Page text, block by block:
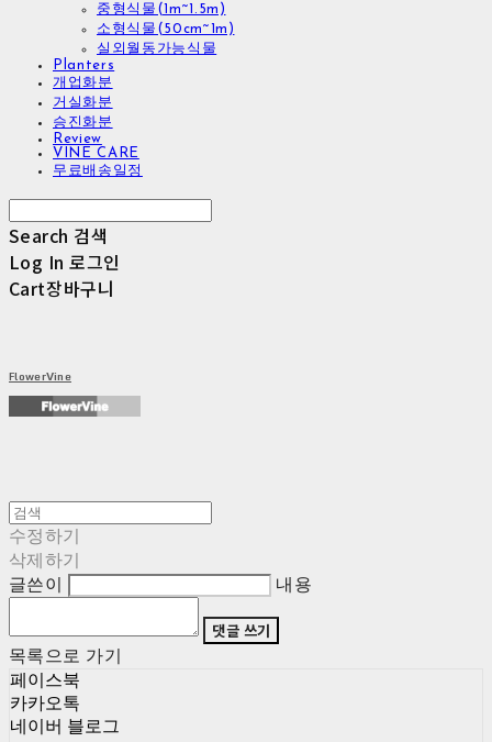
중형식물(1m~1.5m)
소형식물(50cm~1m)
실외월동가능식물
Planters
개업화분
거실화분
승진화분
Review
VINE CARE
무료배송일정
Search 검색
Log In 로그인
Cart장바구니
FlowerVine
수정하기
삭제하기
글쓴이
내용
댓글 쓰기
목록으로 가기
페이스북
카카오톡
네이버 블로그